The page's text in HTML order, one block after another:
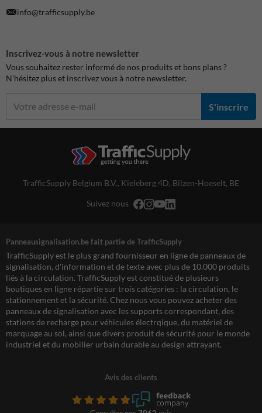
info@trafficsupply.be
Inscrivez-vous à notre newsletter
Vous souhaitez rester informé de nos produits et bons plans ?
N'hésitez plus et inscrivez vous à notre newsletter.
S'inscrire
TrafficSupply Belgium B.V., Kieleberg 4D, Bilzen-Hoeselt, BE
Suivez nous
Panneausignalisation.be fait partie de TrafficSupply
TrafficSupply est le plus grand fournisseur en ligne de panneaux de
signalisation, d'information et de texte avec plus de 10.000 produits
liés à la circulation. TrafficSupply est constitué de plusieurs
boutiques en ligne répartie sur trois catégories : la circulation, le
stationnement et la sécurité. Chez nous vous pouvez acheter des
panneaux de signalisation avec les supports correspondant, des
stations de recharge pour véhicules électrqique, du matériel de
marquage au sol, ainsi que divers produit de sécurité pour le monde
industriel et du mobilier urbain durable au design attrayant.
Avis des clients